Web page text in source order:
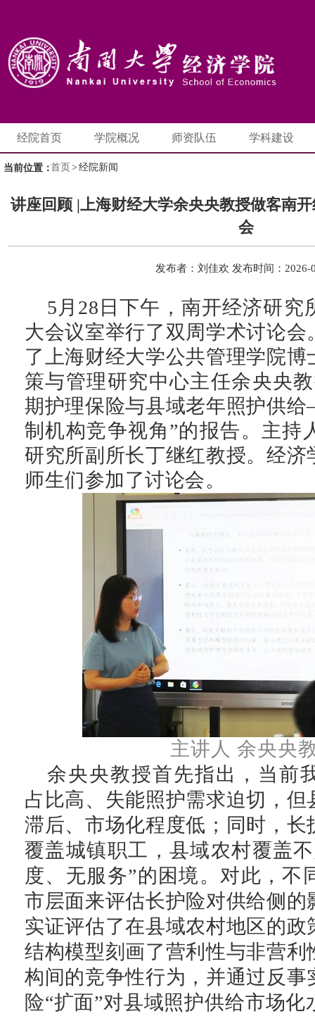
经院首页 学院概况 师资队伍 学科建设
当前位置：首页 > 经院新闻
讲座回顾 |上海财经大学余央央教授做客南
会
发布者：刘佳欢 发布时间：2026-
5 月 28 日下午，南开经济研究
大会议室举行了双周学术讨论会
了上海财经大学公共管理学院博
策与管理研究中心主任余央央
期护理保险与县域老年照护供
制机构竞争视角”的报告。主持
研究所副所长丁继红教授。经济
师生们参加了讨论会。
主讲人 余央央
余央央教授首先指出，当前
占比高、失能照护需求迫切，但
滞后、市场化程度低；同时，长
覆盖城镇职工，县域农村覆盖
度、无服务”的困境。对此，不
市层面来评估长护险对供给侧的
实证评估了在县域农村地区的政
结构模型刻画了营利性与非营利
构间的竞争性行为， 并通过反事
险“扩面”对县域照护供给市场